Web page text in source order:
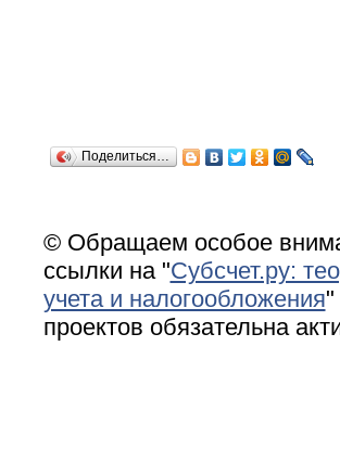
Поделиться…
© Обращаем особое
ссылки на "Субсчет.ру:
учета и налогообложения"
проектов обязательна